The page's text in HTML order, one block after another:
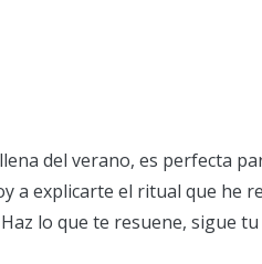
del verano, es perfecta
a explicarte el ritual que he
lo que te resuene, sigue